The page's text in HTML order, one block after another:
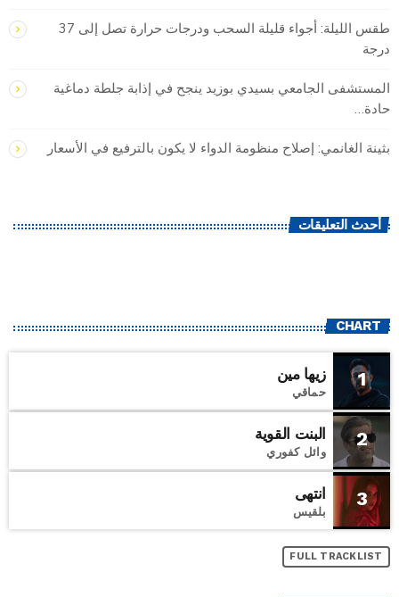
طقس الليلة: أجواء قليلة السحب ودرجات حرارة تصل إلى 37
درجة
المستشفى الجامعي بسيدي بوزيد ينجح في إذابة جلطة دماغية
حادة…
بثينة الغانمي: إصلاح منظومة الدواء لا يكون بالترفيع في الأسعار
أحدث التعليقات
CHART
1 زيها مين
حماقي
2 البنت القوية
وائل كفوري
3 انتهى
بلقيس
FULL TRACKLIST